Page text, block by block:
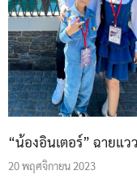
“น้องอินเตอร์” ฉายแ
20 พฤศจิกายน 2023